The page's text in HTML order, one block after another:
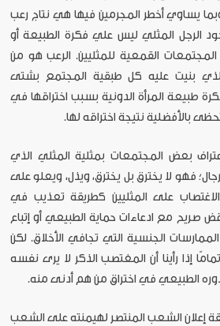
يساوي أخطر المجرمين فيها هي نتاج رعب
الرجل المثلي ليس علي فكرة الطبيعة أو
المجتمعات القمعية للمثليين. الرعب هو من
بنيت عليه كل طبقية المجتمع بشتى
طبيعة المرأة الدونية بسبب اختراقها في
بالأفضلية نتيجة اختراقه لها.
بعض المجتمعات بمثلية المثلي الذي
فهو لا يخترق بل يخترق، ويذل، ويعلو على
على المثليين كطريقة تعذيب في
مع ادعاءات حماية الطبيعي أو إتباع
الممارسات الجنسية التي تجافي الأخلاق. لكن
إذا رأينا أن المغتصب الذكر لا يرى نفسه
الطبيعي في اختراق من هم أدنى منه.
إعلان الشعب المنتصر لهيمنته على الشعب